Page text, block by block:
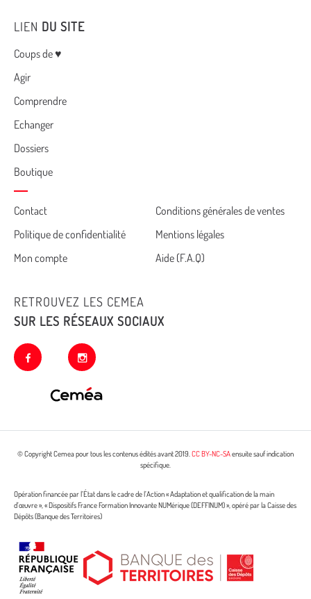
LIEN DU SITE
Menu
Coups de ♥
Agir
Comprendre
Echanger
Dossiers
Boutique
Cemea
footer
Contact
Conditions générales de ventes
Politique de confidentialité
Mentions légales
Mon compte
Aide (F.A.Q)
RETROUVEZ LES CEMEA
SUR LES RÉSEAUX SOCIAUX
facebook instagram
© Copyright Cemea pour tous les contenus édités avant 2019.CC BY-NC-SAensuite sauf indication
spécifique.
Opération financée par l’État dans le cadre de l’Action « Adaptation et qualification de la main
d’œuvre », « Dispositifs France Formation Innovante NUMérique (DEFFINUM) », opéré par la Caisse des
Dépôts (Banque des Territoires)